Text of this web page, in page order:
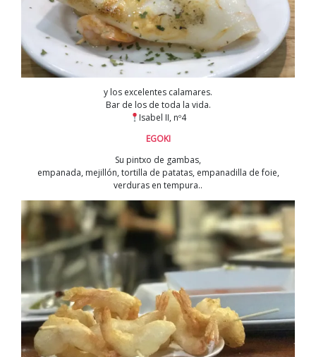
y los excelentes calamares.
Bar de los de toda la vida.
Isabel II, nº4
EGOKI
Su pintxo de gambas,
empanada, mejillón, tortilla de patatas, empanadilla de foie,
verduras en tempura..